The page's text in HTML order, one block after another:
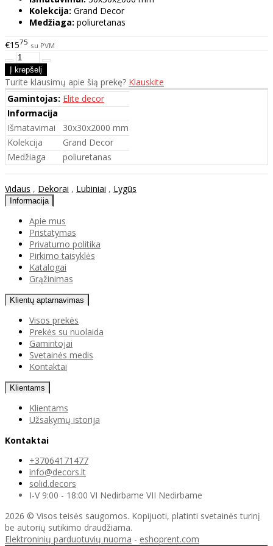
Kolekcija: Grand Decor
Medžiaga: poliuretanas
€1575 su PVM
Turite klausimų apie šią prekę? Klauskite
Gamintojas: Elite decor
Informacija
Išmatavimai
30x30x2000 mm
Kolekcija
Grand Decor
Medžiaga
poliuretanas
Vidaus , Dekorai , Lubiniai , Lygūs
Informacija
Apie mus
Pristatymas
Privatumo politika
Pirkimo taisyklės
Katalogai
Grąžinimas
Klientų aptarnavimas
Visos prekės
Prekės su nuolaida
Gamintojai
Svetainės medis
Kontaktai
Klientams
Klientams
Užsakymų istorija
Kontaktai
+37064171477
info@decors.lt
solid.decors
I-V 9:00 - 18:00 VI Nedirbame VII Nedirbame
2026 © Visos teisės saugomos. Kopijuoti, platinti svetainės turinį
be autorių sutikimo draudžiama.
Elektroninių parduotuvių nuoma - eshoprent.com